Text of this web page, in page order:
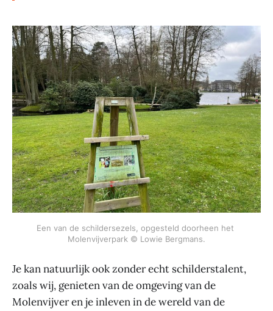
Een van de schildersezels, opgesteld doorheen het
Molenvijverpark © Lowie Bergmans.
Je kan natuurlijk ook zonder echt schilderstalent,
zoals wij, genieten van de omgeving van de
Molenvijver en je inleven in de wereld van de